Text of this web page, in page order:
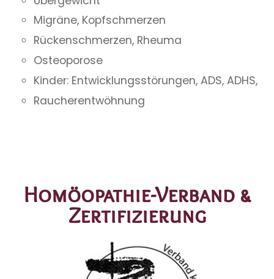
Migräne, Kopfschmerzen
Rückenschmerzen, Rheuma
Osteoporose
Kinder: Entwicklungsstörungen, ADS, ADHS,
Raucherentwöhnung
Homöopathie-Verband &
Zertifizierung